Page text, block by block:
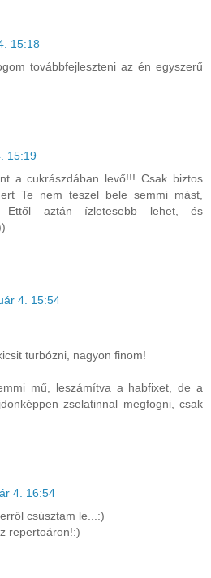
15:18
továbbfejleszteni az én egyszerű
15:19
a cukrászdában levő!!! Csak biztos
Te nem teszel bele semmi mást,
aztán ízletesebb lehet, és
4. 15:54
turbózni, nagyon finom!
mű, leszámítva a habfixet, de a
zselatinnal megfogni, csak
4. 16:54
csúsztam le...:)
repertoáron!:)